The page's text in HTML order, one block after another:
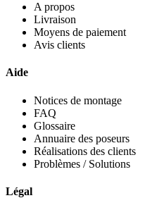
A propos
Livraison
Moyens de paiement
Avis clients
Aide
Notices de montage
FAQ
Glossaire
Annuaire des poseurs
Réalisations des clients
Problèmes / Solutions
Légal